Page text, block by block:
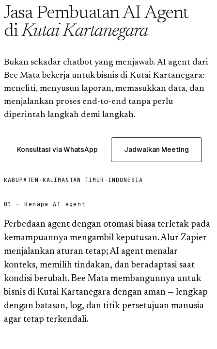
Jasa Pembuatan AI Agent
diKutai Kartanegara
Bukan sekadar chatbot yang menjawab. AI agent dari
Bee Mata bekerja untuk bisnis di Kutai Kartanegara:
meneliti, menyusun laporan, memasukkan data, dan
menjalankan proses end-to-end tanpa perlu
diperintah langkah demi langkah.
Konsultasi via WhatsApp Jadwalkan Meeting
KABUPATEN ·KALIMANTAN TIMUR · INDONESIA
01 — Kenapa AI agent
Perbedaan agent dengan otomasi biasa terletak pada
kemampuannya mengambil keputusan. Alur Zapier
menjalankan aturan tetap; AI agent menalar
konteks, memilih tindakan, dan beradaptasi saat
kondisi berubah. Bee Mata membangunnya untuk
bisnis di Kutai Kartanegara dengan aman — lengkap
dengan batasan, log, dan titik persetujuan manusia
agar tetap terkendali.